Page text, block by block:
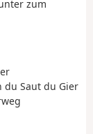
zum
du Saut du Gier